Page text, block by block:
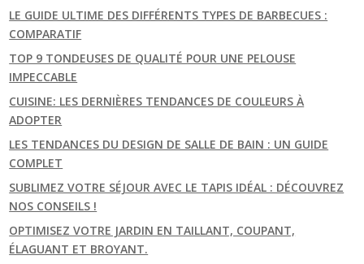
LE GUIDE ULTIME DES DIFFÉRENTS TYPES DE BARBECUES :
COMPARATIF
TOP 9 TONDEUSES DE QUALITÉ POUR UNE PELOUSE
IMPECCABLE
CUISINE: LES DERNIÈRES TENDANCES DE COULEURS À
ADOPTER
LES TENDANCES DU DESIGN DE SALLE DE BAIN : UN GUIDE
COMPLET
SUBLIMEZ VOTRE SÉJOUR AVEC LE TAPIS IDÉAL : DÉCOUVREZ
NOS CONSEILS !
OPTIMISEZ VOTRE JARDIN EN TAILLANT, COUPANT,
ÉLAGUANT ET BROYANT.